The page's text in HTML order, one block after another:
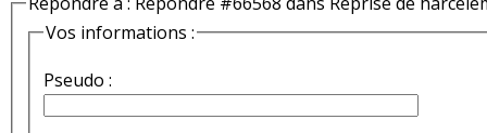
Vos informations :
Pseudo :